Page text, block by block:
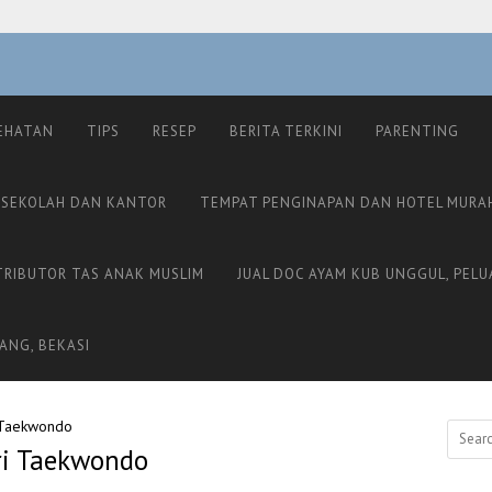
TIPS RESEP BERITA TERKINI PARENTING
DAN KANTOR TEMPAT PENGINAPAN DAN HOTEL
TAS ANAK MUSLIM JUAL DOC AYAM KUB UNGGUL,
BEKASI
Taekwondo
Search
for: